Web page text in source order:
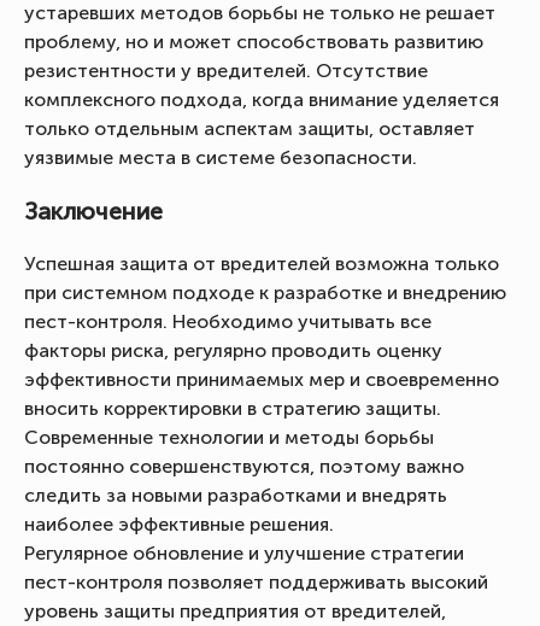
устаревших методов борьбы не только не решает
проблему, но и может способствовать развитию
резистентности у вредителей. Отсутствие
комплексного подхода, когда внимание уделяется
только отдельным аспектам защиты, оставляет
уязвимые места в системе безопасности.
Заключение
Успешная защита от вредителей возможна только
при системном подходе к разработке и внедрению
пест-контроля. Необходимо учитывать все
факторы риска, регулярно проводить оценку
эффективности принимаемых мер и своевременно
вносить корректировки в стратегию защиты.
Современные технологии и методы борьбы
постоянно совершенствуются, поэтому важно
следить за новыми разработками и внедрять
наиболее эффективные решения.
Регулярное обновление и улучшение стратегии
пест-контроля позволяет поддерживать высокий
уровень защиты предприятия от вредителей,